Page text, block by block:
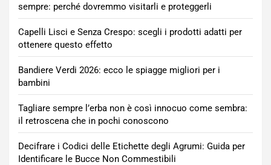
sempre: perché dovremmo visitarli e proteggerli
Capelli Lisci e Senza Crespo: scegli i prodotti adatti per
ottenere questo effetto
Bandiere Verdi 2026: ecco le spiagge migliori per i
bambini
Tagliare sempre l’erba non è così innocuo come sembra:
il retroscena che in pochi conoscono
Decifrare i Codici delle Etichette degli Agrumi: Guida per
Identificare le Bucce Non Commestibili